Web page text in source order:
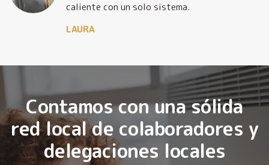
caliente con un solo sistema.
LAURA
Contamos con una sólida
red local de colaboradores y
delegaciones locales